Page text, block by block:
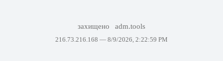
захищено adm.tools
216.73.216.168 — 8/9/2026, 2:22:59 PM